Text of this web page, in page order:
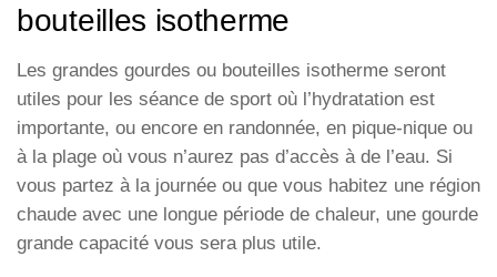
bouteilles isotherme
Les grandes gourdes ou bouteilles isotherme seront
utiles pour les séance de sport où l’hydratation est
importante, ou encore en randonnée, en pique-nique ou
à la plage où vous n’aurez pas d’accès à de l’eau. Si
vous partez à la journée ou que vous habitez une région
chaude avec une longue période de chaleur, une gourde
grande capacité vous sera plus utile.